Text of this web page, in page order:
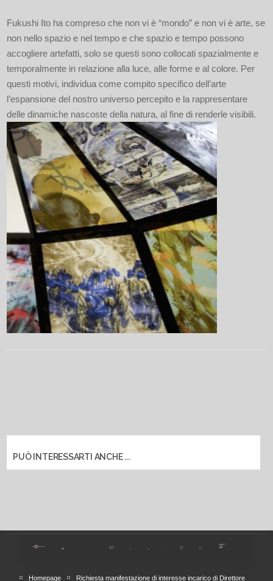
Fukushi Ito ha compreso che non vi è “mondo” e non vi è arte, se
non nello spazio e nel tempo e che spazio e tempo possono
accogliere artefatti, solo se questi sono collocati spazialmente e
temporalmente in relazione alla luce, alle forme e al colore. Per
questi motivi, individua come compito specifico dell’arte
l’espansione del nostro universo percepito e la rappresentare
delle dinamiche nascoste della natura, al fine di renderle visibili.
PUÒ INTERESSARTI ANCHE ...
Homepage Richiesta manifestazione di interesse incarico di Direttore